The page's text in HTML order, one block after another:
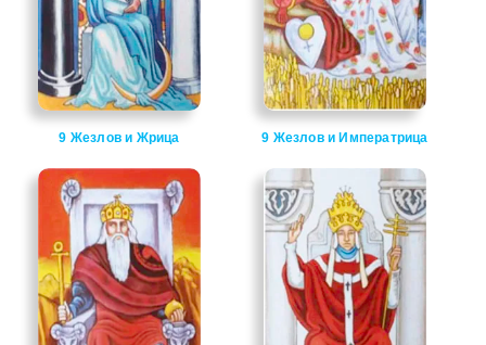
9 Жезлов и Жрица 9 Жезлов и Императрица